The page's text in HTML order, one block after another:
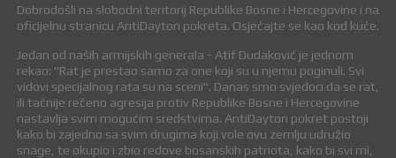
Dobrodošli na slobodni teritorij Republike Bosne i Hercegovine i na
oficijelnu stranicu AntiDayton pokreta. Osjećajte se kao kod kuće.
Jedan od naših armijskih generala - Atif Dudaković je jednom
rekao: "Rat je prestao samo za one koji su u njemu poginuli. Svi
vidovi specijalnog rata su na sceni". Danas smo svjedoci da se rat,
ili tačnije rečeno agresija protiv Republike Bosne i Hercegovine
nastavlja svim mogućim sredstvima. AntiDayton pokret postoji
kako bi zajedno sa svim drugima koji vole ovu zemlju udružio
snage, te okupio i zbio redove bosanskih patriota, kako bi svi mi,